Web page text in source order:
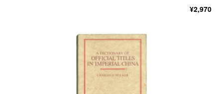
¥2,970